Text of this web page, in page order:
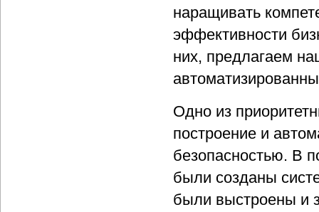
наращивать
эффективности
них, предлагаем
Одно из
построение и
безопасностью. В
были созданы
были выстроены и